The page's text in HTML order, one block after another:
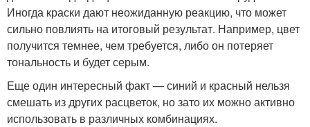
Иногда краски дают неожиданную реакцию, что может
сильно повлиять на итоговый результат. Например, цвет
получится темнее, чем требуется, либо он потеряет
тональность и будет серым.
Еще один интересный факт — синий и красный нельзя
смешать из других расцветок, но зато их можно активно
использовать в различных комбинациях.